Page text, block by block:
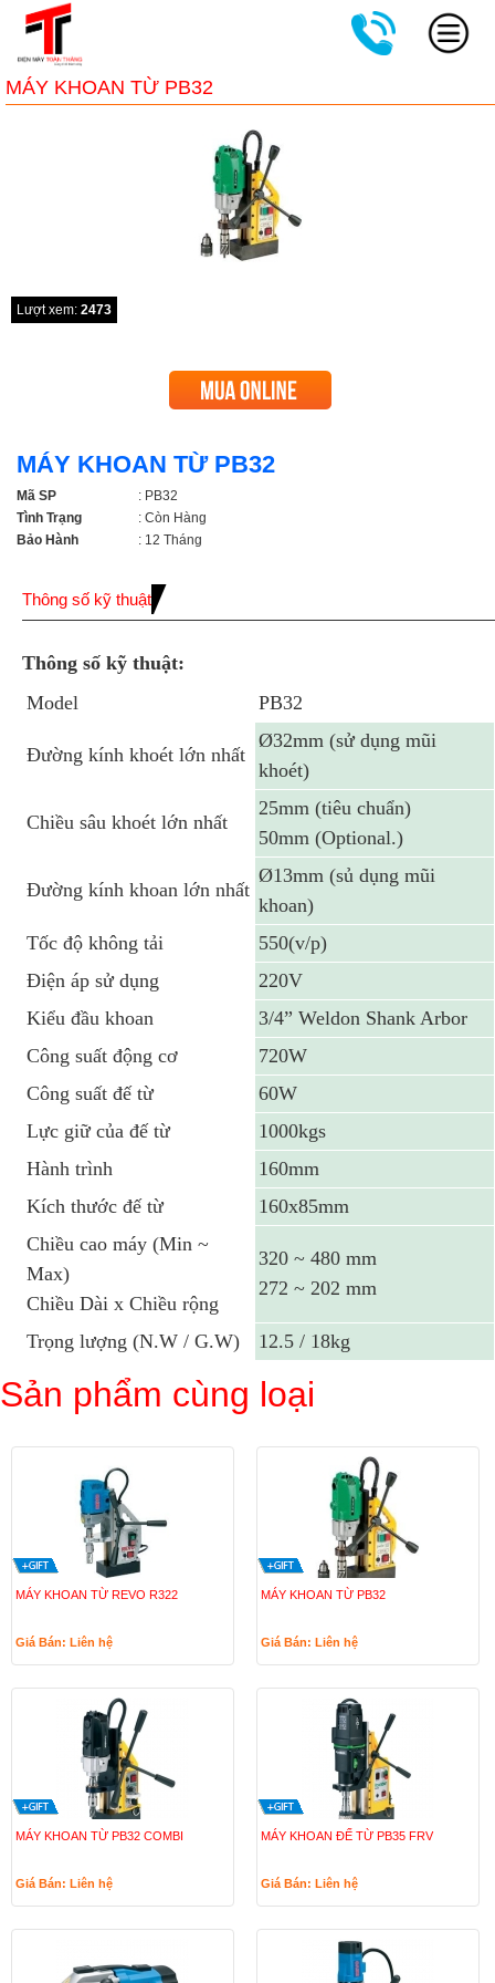
MÁY KHOAN TỪ PB32
Lượt xem: 2473
MÁY KHOAN TỪ PB32
Mã SP
: PB32
Tình Trạng
: Còn Hàng
Bảo Hành
: 12 Tháng
Thông số kỹ thuật
Thông số kỹ thuật:
Model
PB32
Đường kính khoét lớn nhất
Ø32mm (sử dụng mũi
khoét)
Chiều sâu khoét lớn nhất
25mm (tiêu chuẩn)
50mm (Optional.)
Đường kính khoan lớn nhất
Ø13mm (sủ dụng mũi
khoan)
Tốc độ không tải
550(v/p)
Điện áp sử dụng
220V
Kiểu đầu khoan
3/4” Weldon Shank Arbor
Công suất động cơ
720W
Công suất đế từ
60W
Lực giữ của đế từ
1000kgs
Hành trình
160mm
Kích thước đế từ
160x85mm
Chiều cao máy (Min ~
Max)
Chiều Dài x Chiều rộng
320 ~ 480 mm
272 ~ 202 mm
Trọng lượng (N.W / G.W) 12.5 / 18kg
Sản phẩm cùng loại
MÁY KHOAN TỪ REVO R322
Giá Bán: Liên hệ
MÁY KHOAN TỪ PB32
Giá Bán: Liên hệ
MÁY KHOAN TỪ PB32 COMBI
Giá Bán: Liên hệ
MÁY KHOAN ĐẾ TỪ PB35 FRV
Giá Bán: Liên hệ